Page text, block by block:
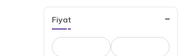
Fiyat